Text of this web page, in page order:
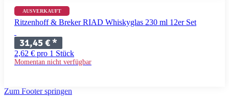
AUSVERKAUFT
Ritzenhoff & Breker RIAD Whiskyglas 230 ml 12er Set
31,45 €*
2,62 € pro 1 Stück
Momentan nicht verfügbar
Zum Footer springen